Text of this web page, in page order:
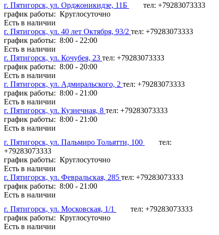
г. Пятигорск, ул. Орджоникидзе, 11Б
тел: +79283073333
график работы: Круглосуточно
Есть в наличии
г. Пятигорск, ул. 40 лет Октября, 93/2 тел: +79283073333
график работы: 8:00 - 22:00
Есть в наличии
г. Пятигорск, ул. Кочубея, 23 тел: +79283073333
график работы: 8:00 - 20:00
Есть в наличии
г. Пятигорск, ул. Адмиральского, 2 тел: +79283073333
график работы: 8:00 - 21:00
Есть в наличии
г. Пятигорск, ул. Кузнечная, 8 тел: +79283073333
график работы: 8:00 - 21:00
Есть в наличии
г. Пятигорск, ул. Пальмиро Тольятти, 100
тел:
+79283073333
график работы: Круглосуточно
Есть в наличии
г. Пятигорск, ул. Февральская, 285 тел: +79283073333
график работы: 8:00 - 21:00
Есть в наличии
г. Пятигорск, ул. Московская, 1/1
тел: +79283073333
график работы: Круглосуточно
Есть в наличии